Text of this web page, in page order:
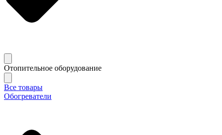
Отопительное оборудование
Все товары
Обогреватели